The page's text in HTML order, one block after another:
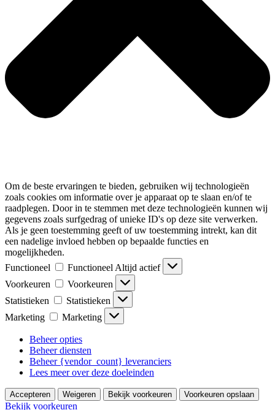
Om de beste ervaringen te bieden, gebruiken wij technologieën
zoals cookies om informatie over je apparaat op te slaan en/of te
raadplegen. Door in te stemmen met deze technologieën kunnen wij
gegevens zoals surfgedrag of unieke ID's op deze site verwerken.
Als je geen toestemming geeft of uw toestemming intrekt, kan dit
een nadelige invloed hebben op bepaalde functies en
mogelijkheden.
Functioneel
Functioneel Altijd actief
Voorkeuren
Voorkeuren
Statistieken
Statistieken
Marketing
Marketing
Beheer opties
Beheer diensten
Beheer {vendor_count} leveranciers
Lees meer over deze doeleinden
Accepteren Weigeren Bekijk voorkeuren Voorkeuren opslaan
Bekijk voorkeuren